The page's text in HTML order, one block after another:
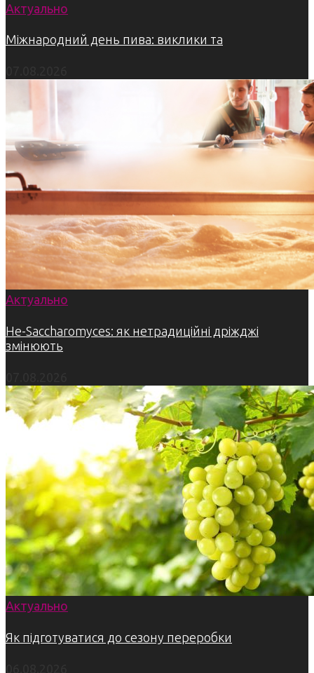
Актуально
Міжнародний день пива: виклики та
Актуально
Не-Saccharomyces: як нетрадиційні дріжджі
змінюють
Актуально
Як підготуватися до сезону переробки